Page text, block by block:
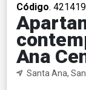
Código.
Ana
Santa Ana,